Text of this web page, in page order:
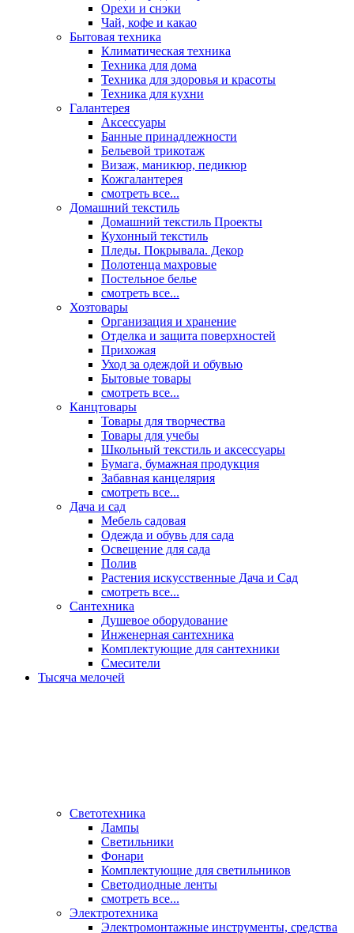
Орехи и снэки
Чай, кофе и какао
Бытовая техника
Климатическая техника
Техника для дома
Техника для здоровья и красоты
Техника для кухни
Галантерея
Аксессуары
Банные принадлежности
Бельевой трикотаж
Визаж, маникюр, педикюр
Кожгалантерея
смотреть все...
Домашний текстиль
Домашний текстиль Проекты
Кухонный текстиль
Пледы. Покрывала. Декор
Полотенца махровые
Постельное белье
смотреть все...
Хозтовары
Организация и хранение
Отделка и защита поверхностей
Прихожая
Уход за одеждой и обувью
Бытовые товары
смотреть все...
Канцтовары
Товары для творчества
Товары для учебы
Школьный текстиль и аксессуары
Бумага, бумажная продукция
Забавная канцелярия
смотреть все...
Дача и сад
Мебель садовая
Одежда и обувь для сада
Освещение для сада
Полив
Растения искусственные Дача и Сад
смотреть все...
Сантехника
Душевое оборудование
Инженерная сантехника
Комплектующие для сантехники
Смесители
Тысяча мелочей
Светотехника
Лампы
Светильники
Фонари
Комплектующие для светильников
Светодиодные ленты
смотреть все...
Электротехника
Электромонтажные инструменты, средства